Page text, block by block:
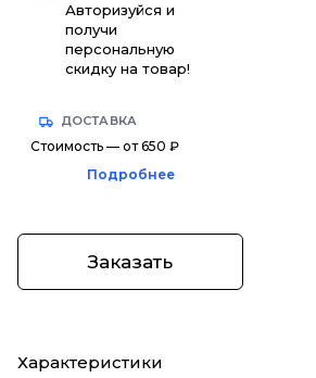
Авторизуйся и
получи
персональную
скидку на товар!
ДОСТАВКА
Стоимость — от 650 ₽
Подробнее
Заказать
Характеристики